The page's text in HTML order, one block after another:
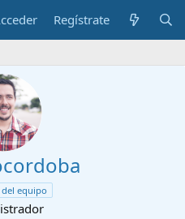
Regístrate
equipo